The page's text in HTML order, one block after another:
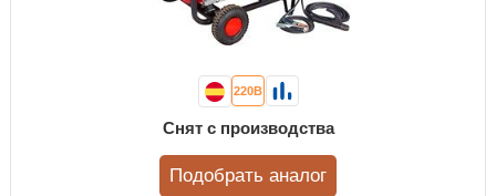
220В
Снят с производства
Подобрать аналог